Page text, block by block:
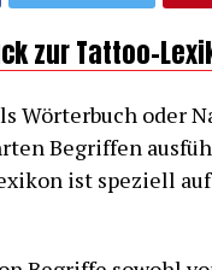
zur Tattoo-
Wörterbuch oder
Begriffen
ist speziell